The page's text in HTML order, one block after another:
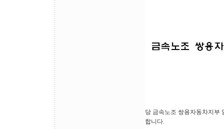
당 금속노조 쌍용자동차지부
합니다.